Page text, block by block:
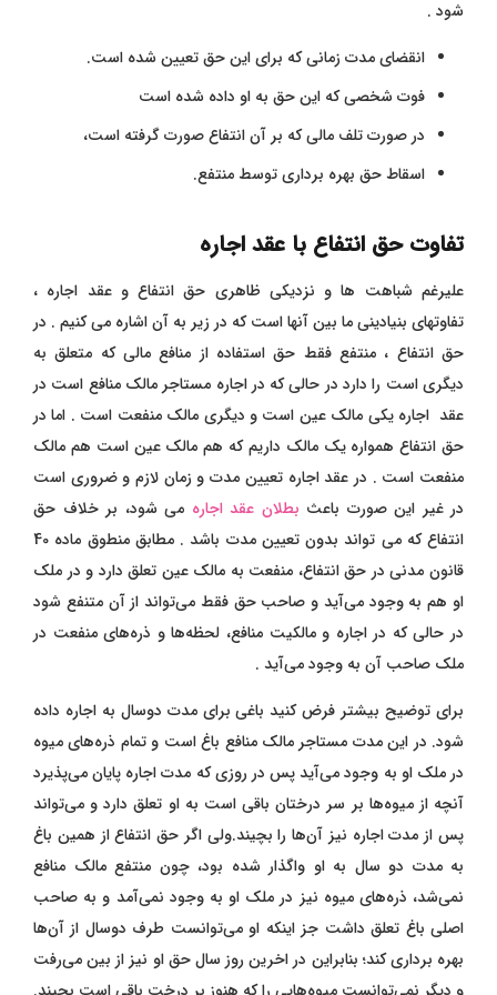
شود .
انقضای مدت زمانی که برای این حق تعیین شده است.
فوت شخصی که این حق به او داده شده است
در صورت تلف مالی که بر آن انتفاع صورت گرفته است،
اسقاط حق بهره برداری توسط منتفع.
تفاوت حق انتفاع با عقد اجاره
علیرغم شباهت ها و نزدیکی ظاهری حق انتفاع و عقد اجاره ،
تفاوتهای بنیادینی ما بین آنها است که در زیر به آن اشاره می کنیم . در
حق انتفاع ، منتفع فقط حق استفاده از منافع مالی که متعلق به
دیگری است را دارد در حالی که در اجاره مستاجر مالک منافع است در
عقد اجاره یکی مالک عین است و دیگری مالک منفعت است . اما در
حق انتفاع همواره یک مالک داریم که هم مالک عین است هم مالک
منفعت است . در عقد اجاره تعیین مدت و زمان لازم و ضروری است
در غیر این صورت باعث بطلان عقد اجاره می شود، بر خلاف حق
انتفاع که می تواند بدون تعیین مدت باشد . مطابق منطوق ماده 40
قانون مدنی در حق انتفاع، منفعت به مالک عین تعلق دارد و در ملک
او هم به وجود می‌آید و صاحب حق فقط می‌تواند از آن متنفع شود
در حالی که در اجاره و مالکیت منافع، لحظه‌ها و ذره‌های منفعت در
ملک صاحب آن به وجود می‌آید .
برای توضیح بیشتر فرض کنید باغی برای مدت دوسال به اجاره داده
شود. در این مدت مستاجر مالک منافع باغ است و تمام ذره‌های میوه
در ملک او به وجود می‌آید پس در روزی که مدت اجاره پایان می‌پذیرد
آنچه از میوه‌ها بر سر درختان باقی است به او تعلق دارد و می‌تواند
پس از مدت اجاره نیز آن‌ها را بچیند.ولی اگر حق انتفاع از همین باغ
به مدت دو سال به او واگذار شده بود، چون منتفع مالک منافع
نمی‌شد، ذره‌های میوه نیز در ملک او به وجود نمی‌آمد و به صاحب
اصلی باغ تعلق داشت جز اینکه او می‌توانست طرف دوسال از آن‌ها
بهره برداری کند؛ بنابراین در اخرین روز سال حق او نیز از بین می‌رفت